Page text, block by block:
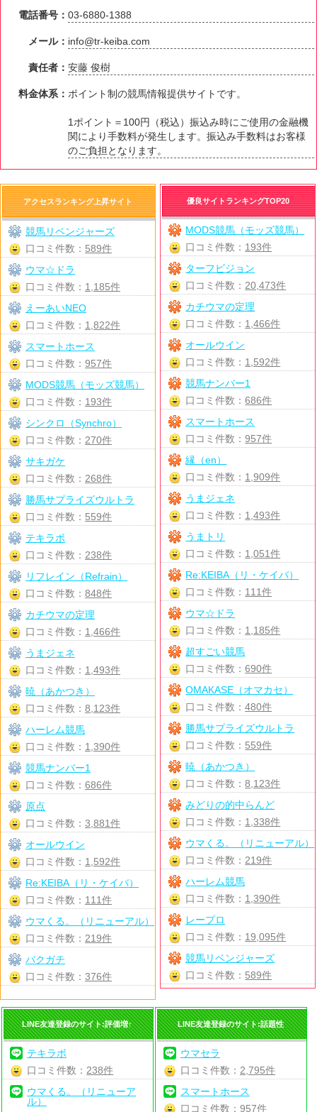
電話番号：03-6880-1388
メール： info@tr-keiba.com
責任者：安藤 俊樹
料金体系： ポイント制の競馬情報提供サイトです。
1ポイント＝100円（税込）振込み時にご使用の金融機
関により手数料が発生します。振込み手数料はお客様
のご負担となります。
優良サイトランキングTOP20
MODS競馬（モッズ競馬）
口コミ件数： 193件
ターフビジョン
口コミ件数： 20,473件
カチウマの定理
口コミ件数： 1,466件
オールウイン
口コミ件数： 1,592件
競馬ナンバー1
口コミ件数：686件
スマートホース
口コミ件数：957件
縁（en）
口コミ件数： 1,909件
うまジェネ
口コミ件数： 1,493件
うまトリ
口コミ件数： 1,051件
Re:KEIBA（リ・ケイバ）
口コミ件数： 111件
ウマ☆ドラ
口コミ件数： 1,185件
超すごい競馬
口コミ件数：690件
OMAKASE（オマカセ）
口コミ件数：480件
勝馬サプライズウルトラ
口コミ件数： 559件
暁（あかつき）
口コミ件数：8,123件
みどりの的中らんど
口コミ件数： 1,338件
ウマくる。（リニューアル）
口コミ件数： 219件
ハーレム競馬
口コミ件数： 1,390件
レープロ
口コミ件数： 19,095件
競馬リベンジャーズ
口コミ件数： 589件
アクセスランキング上昇サイト
競馬リベンジャーズ
口コミ件数： 589件
ウマ☆ドラ
口コミ件数： 1,185件
えーあいNEO
口コミ件数： 1,822件
スマートホース
口コミ件数： 957件
MODS競馬（モッズ競馬）
口コミ件数： 193件
シンクロ（Synchro）
口コミ件数： 270件
サキガケ
口コミ件数： 268件
勝馬サプライズウルトラ
口コミ件数： 559件
テキラボ
口コミ件数： 238件
リフレイン（Refrain）
口コミ件数： 848件
カチウマの定理
口コミ件数： 1,466件
うまジェネ
口コミ件数： 1,493件
暁（あかつき）
口コミ件数： 8,123件
ハーレム競馬
口コミ件数： 1,390件
競馬ナンバー1
口コミ件数： 686件
原点
口コミ件数： 3,881件
オールウイン
口コミ件数： 1,592件
Re:KEIBA（リ・ケイバ）
口コミ件数： 111件
ウマくる。（リニューアル）
口コミ件数： 219件
バクガチ
口コミ件数： 376件
LINE友達登録のサイト:評価増↑
テキラボ
口コミ件数： 238件
ウマくる。（リニューア
ル）
LINE友達登録のサイト:話題性
ウマセラ
口コミ件数： 2,795件
スマートホース
口コミ件数： 957件